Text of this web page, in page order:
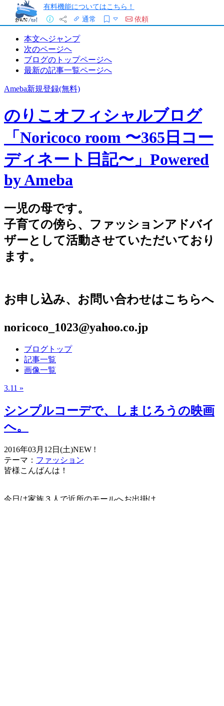
有料機能についてはこちら！
通常
依頼